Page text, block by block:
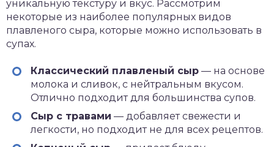
уникальную текстуру и вкус. Рассмотрим
некоторые из наиболее популярных видов
плавленого сыра, которые можно использовать в
супах.
Классический плавленый сыр — на основе
молока и сливок, с нейтральным вкусом.
Отлично подходит для большинства супов.
Сыр с травами — добавляет свежести и
легкости, но подходит не для всех рецептов.